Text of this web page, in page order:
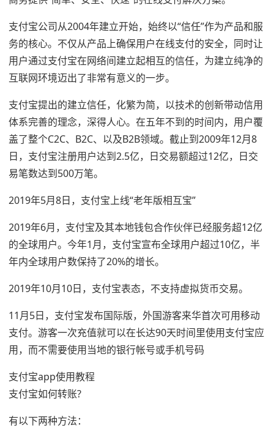
支付宝公司从2004年建立开始，始终以“信任”作为产品和服
务的核心。不仅从产品上确保用户在线支付的安全，同时让
用户通过支付宝在网络间建立起相互的信任，为建立纯净的
互联网环境迈出了非常有意义的一步。
支付宝提出的建立信任，化繁为简，以技术的创新带动信用
体系完善的理念，深得人心。在五年不到的时间内，用户覆
盖了整个C2C、B2C、以及B2B领域。截止到2009年12月8
日，支付宝注册用户达到2.5亿，日交易额超过12亿，日交
易笔数达到500万笔。
2019年5月8日，支付宝上线“老年版相互宝”
2019年6月，支付宝及其本地钱包合作伙伴已经服务超12亿
的全球用户。今年1月，支付宝宣布全球用户超过10亿，半
年内全球用户数保持了20%的增长。
2019年10月10日，支付宝表态，不支持虚拟货币交易。
11月5日，支付宝发布国际版，外国游客来华首次可用移动
支付。游客一次充值就可以在长达90天时间里使用支付宝应
用，而不需要使用当地的银行帐号或手机号码
支付宝app使用教程
支付宝如何转账?
有以下两种方法：